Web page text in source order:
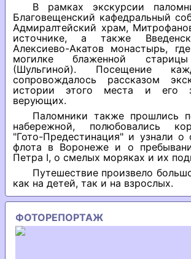
В рамках экскурсии
Благовещенский кафедральный
Адмиралтейский храм,
источнике, а также
Алексиево-Акатов монастырь,
могилке блаженной
(Шульгиной). Посещение
сопровождалось рассказом
истории этого места и его
верующих.
Паломники также прошлись
набережной, полюбовались
"Гото-Предестинация" и узнали о
флота в Воронеже и о
Петра I, о смелых моряках и их
Путешествие произвело
как на детей, так и на взрослых.
ФОТОРЕПОРТАЖ